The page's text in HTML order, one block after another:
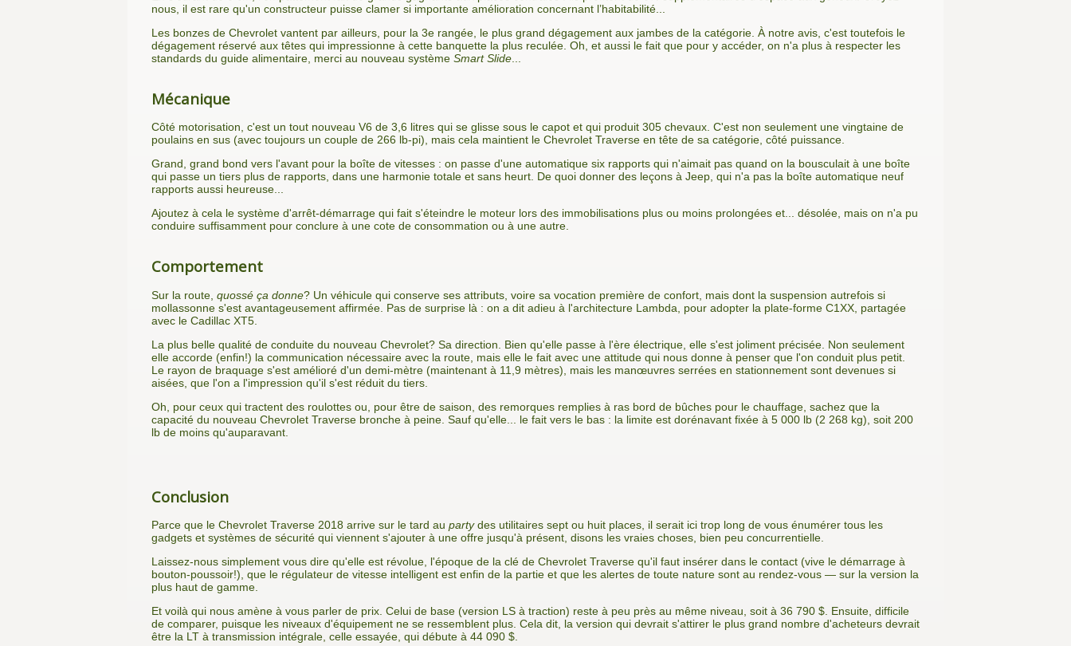
nous, il est rare qu'un constructeur puisse clamer si importante amélioration concernant l’habitabilité...
Les bonzes de Chevrolet vantent par ailleurs, pour la 3e rangée, le plus grand dégagement aux jambes de la catégorie. À notre avis, c'est toutefois le
dégagement réservé aux têtes qui impressionne à cette banquette la plus reculée. Oh, et aussi le fait que pour y accéder, on n'a plus à respecter les
standards du guide alimentaire, merci au nouveau système Smart Slide
Mécanique
Côté motorisation, c'est un tout nouveau V6 de 3,6 litres qui se glisse sous le capot et qui produit 305 chevaux. C'est non seulement une vingtaine de
poulains en sus (avec toujours un couple de 266 lb-pi), mais cela maintient le Chevrolet Traverse en tête de sa catégorie, côté puissance.
Grand, grand bond vers l'avant pour la boîte de vitesses : on passe d'une automatique six rapports qui n'aimait pas quand on la bousculait à une boîte
qui passe un tiers plus de rapports, dans une harmonie totale et sans heurt. De quoi donner des leçons à Jeep, qui n'a pas la boîte automatique neuf
rapports aussi heureuse...
Ajoutez à cela le système d'arrêt-démarrage qui fait s'éteindre le moteur lors des immobilisations plus ou moins prolongées et... désolée, mais on n'a pu
conduire suffisamment pour conclure à une cote de consommation ou à une autre.
Comportement
Sur la route, quossé ça donne? Un véhicule qui conserve ses attributs, voire sa vocation première de confort, mais dont la suspension autrefois si
mollassonne s'est avantageusement affirmée. Pas de surprise là : on a dit adieu à l'architecture Lambda, pour adopter la plate-forme C1XX, partagée
avec le Cadillac XT5.
La plus belle qualité de conduite du nouveau Chevrolet? Sa direction. Bien qu'elle passe à l'ère électrique, elle s'est joliment précisée. Non seulement
elle accorde (enfin!) la communication nécessaire avec la route, mais elle le fait avec une attitude qui nous donne à penser que l'on conduit plus petit.
Le rayon de braquage s'est amélioré d'un demi-mètre (maintenant à 11,9 mètres), mais les manœuvres serrées en stationnement sont devenues si
aisées, que l'on a l'impression qu'il s'est réduit du tiers.
Oh, pour ceux qui tractent des roulottes ou, pour être de saison, des remorques remplies à ras bord de bûches pour le chauffage, sachez que la
capacité du nouveau Chevrolet Traverse bronche à peine. Sauf qu'elle... le fait vers le bas : la limite est dorénavant fixée à 5 000 lb (2 268 kg), soit 200
lb de moins qu'auparavant.
Conclusion
Parce que le Chevrolet Traverse 2018 arrive sur le tard au partydes utilitaires sept ou huit places, il serait ici trop long de vous énumérer tous les
gadgets et systèmes de sécurité qui viennent s'ajouter à une offre jusqu'à présent, disons les vraies choses, bien peu concurrentielle.
Laissez-nous simplement vous dire qu'elle est révolue, l'époque de la clé de Chevrolet Traverse qu'il faut insérer dans le contact (vive le démarrage à
bouton-poussoir!), que le régulateur de vitesse intelligent est enfin de la partie et que les alertes de toute nature sont au rendez-vous — sur la version la
plus haut de gamme.
Et voilà qui nous amène à vous parler de prix. Celui de base (version LS à traction) reste à peu près au même niveau, soit à 36 790 $. Ensuite, difficile
de comparer, puisque les niveaux d'équipement ne se ressemblent plus. Cela dit, la version qui devrait s'attirer le plus grand nombre d'acheteurs devrait
être la LT à transmission intégrale, celle essayée, qui débute à 44 090 $.